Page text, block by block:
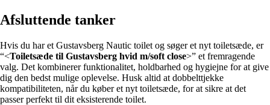
Afsluttende tanker
Hvis du har et Gustavsberg Nautic toilet og søger et nyt toiletsæde, er
“<Toiletsæde til Gustavsberg hvid m/soft close>” et fremragende
valg. Det kombinerer funktionalitet, holdbarhed og hygiejne for at give
dig den bedst mulige oplevelse. Husk altid at dobbelttjekke
kompatibiliteten, når du køber et nyt toiletsæde, for at sikre at det
passer perfekt til dit eksisterende toilet.